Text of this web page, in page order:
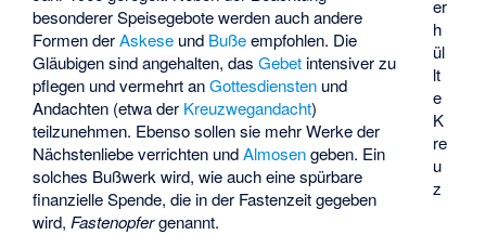
er
h
ül
lt
e
K
re
u
z
besonderer Speisegebote werden auch andere
Formen derAskese und Bußeempfohlen. Die
Gläubigen sind angehalten, dasGebet intensiver zu
pflegen und vermehrt anGottesdiensten und
Andachten (etwa der Kreuzwegandacht)
teilzunehmen. Ebenso sollen sie mehr Werke der
Nächstenliebe verrichten undAlmosengeben. Ein
solches Bußwerk wird, wie auch eine spürbare
finanzielle Spende, die in der Fastenzeit gegeben
wird,Fastenopfergenannt.